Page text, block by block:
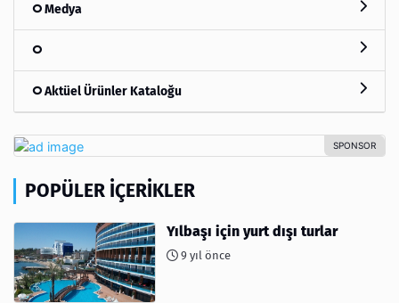
Medya
Aktüel Ürünler Kataloğu
POPÜLER İÇERIKLER
Yılbaşı için yurt dışı turlar
9 yıl önce